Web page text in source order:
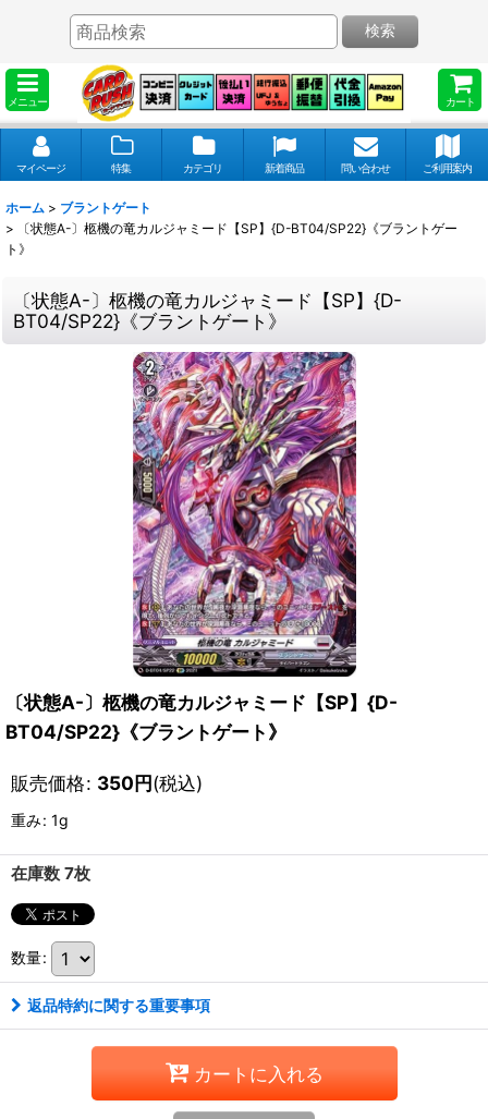
メニュー カート
検索
マイページ 特集 カテゴリ 新着商品 問い合わせ ご利用案内
ホーム > ブラントゲート
>
〔状態A-〕柩機の竜カルジャミード【SP】{D-BT04/SP22}《ブラントゲー
ト》
〔状態A-〕柩機の竜カルジャミード【SP】{D-
BT04/SP22}《ブラントゲート》
〔状態A-〕柩機の竜カルジャミード【SP】{D-
BT04/SP22}《ブラントゲート》
販売価格: 350円(税込)
重み: 1g
在庫数 7枚
数量:
返品特約に関する重要事項
カートに入れる